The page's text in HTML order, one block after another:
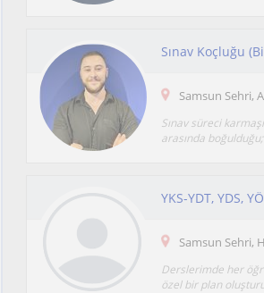
Sınav Koçluğu
Samsun Sehri,
Sınav süreci
arasında boğulduğu;
Samsun Sehri,
Derslerimde her
özel bir plan